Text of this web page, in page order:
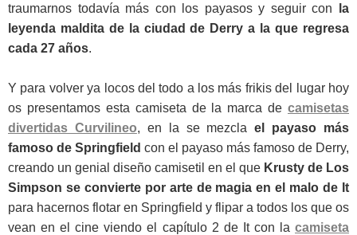
traumarnos todavía más con los payasos y seguir con
la
leyenda maldita de la ciudad de Derry a la que regresa
cada 27 años.
Y para volver ya locos del todo a los más frikis del lugar hoy
os presentamos esta camiseta de la marca de camisetas
divertidas Curvilineo, en la se mezclael payaso más
famoso de Springfield con el payaso más famoso de Derry,
creando un genial diseño camisetil en el que Krusty de Los
Simpson se convierte por arte de magia en el malo de It
para hacernos flotar en Springfield y flipar a todos los que os
vean en el cine viendo el capítulo 2 de It con la camiseta